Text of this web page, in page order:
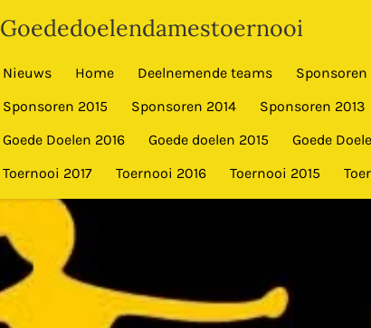
Goededoelendamestoernooi
Nieuws Home Deelnemende teams Sponsoren
Sponsoren 2015
Sponsoren 2014 Sponsoren 2013
Goede Doelen 2016
Goede doelen 2015 Goede
Toernooi 2017
Toernooi 2016 Toernooi 2015